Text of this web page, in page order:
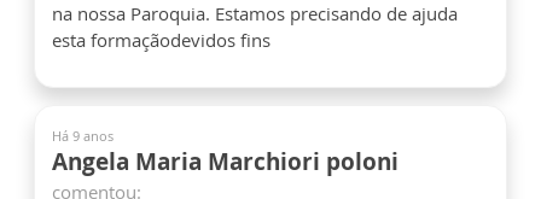
na nossa Paroquia. Estamos precisando de ajuda
esta formaçãodevidos fins
Há 9 anos
Angela Maria Marchiori poloni
comentou: